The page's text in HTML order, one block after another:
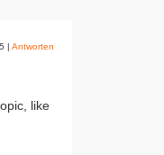
| Antworten
like